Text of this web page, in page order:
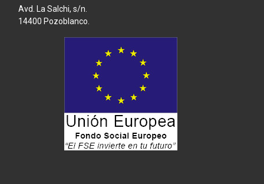
Avd. La Salchi, s/n.
14400 Pozoblanco.